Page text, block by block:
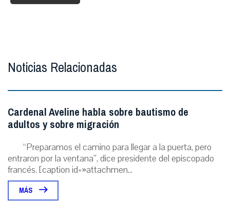
Noticias Relacionadas
Cardenal Aveline habla sobre bautismo de
adultos y sobre migración
“Preparamos el camino para llegar a la puerta, pero
entraron por la ventana”, dice presidente del episcopado
francés. [caption id=»attachmen...
MÁS